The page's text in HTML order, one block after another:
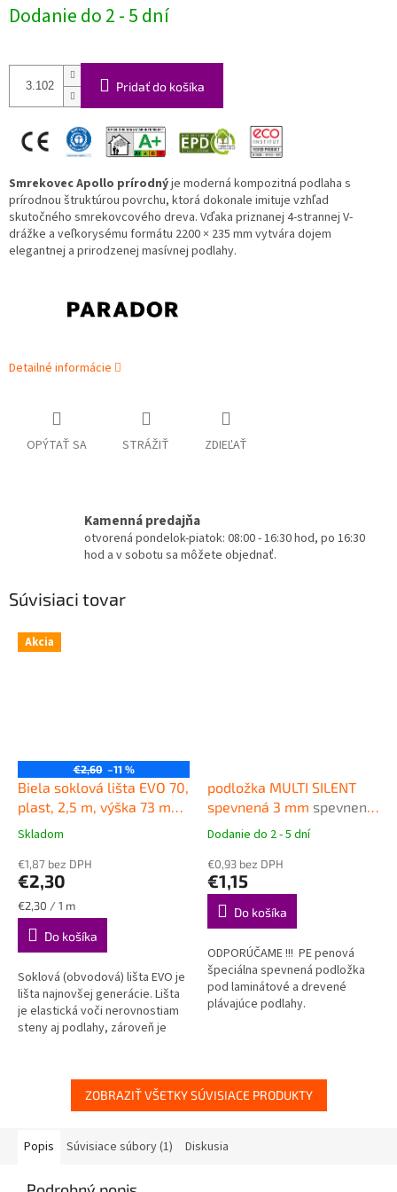
cena:
Dodanie do 2 - 5 dní
Pridať do košíka
Smrekovec Apollo prírodnýje moderná kompozitná podlaha s
prírodnou štruktúrou povrchu, ktorá dokonale imituje vzhľad
skutočného smrekovcového dreva. Vďaka priznanej 4-strannej V-
drážke a veľkorysému formátu 2200 × 235 mm vytvára dojem
elegantnej a prirodzenej masívnej podlahy.
Detailné informácie
OPÝTAŤ SA STRÁŽIŤ ZDIEĽAŤ
Kamenná predajňa
otvorená pondelok-piatok: 08:00 - 16:30 hod, po 16:30
hod a v sobotu sa môžete objednať.
Súvisiaci tovar
Akcia
€2,60 –11 %
Biela soklová lišta EVO 70,
plast, 2,5 m, výška 73 mm
Kvalitná plastová soklová
Priemerné
produktu
je
4,8
z
hviezdičiek.
Skladom
€1,87 bez DPH
€2,30
Jednotková
cena:
€2,30 / 1 m
Do košíka
Soklová (obvodová) lišta EVO je
lišta najnovšej generácie. Lišta
je elastická voči nerovnostiam
steny aj podlahy, zároveň je
podložka MULTI SILENT
spevnená 3 mm spevnená
podložka pod plávajúce
Priemerné
produktu
je
4,7
hviezdičiek.
Dodanie do 2 - 5 dní
€0,93 bez DPH
€1,15
Do košíka
ODPORÚČAME !!! PE penová
špeciálna spevnená podložka
pod laminátové a drevené
plávajúce podlahy.
ZOBRAZIŤ VŠETKY SÚVISIACE PRODUKTY
Popis Súvisiace súbory (1) Diskusia